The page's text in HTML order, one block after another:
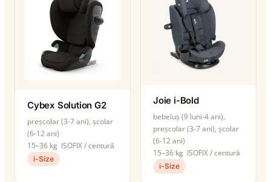
Cybex Solution G2
preșcolar (3-7 ani), școlar
(6-12 ani)
15–36 kg ISOFIX / centură
i-Size
Joie i-Bold
bebeluș (9 luni-4 ani),
preșcolar (3-7 ani), școlar
(6-12 ani)
15–36 kg ISOFIX / centură
i-Size